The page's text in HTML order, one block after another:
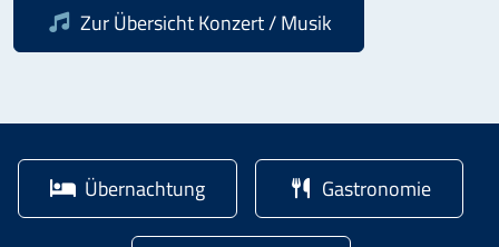
Zur ÜbersichtKonzert / Musik
Übernachtung Gastronomie